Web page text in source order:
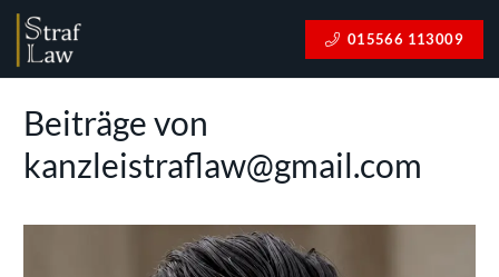
015566 113009
Beiträge von
kanzleistraflaw@gmail.com